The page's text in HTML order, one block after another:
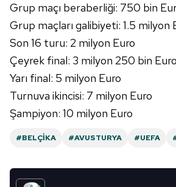
Grup maçı beraberliği: 750 bin
Grup maçları galibiyeti: 1.5 milyon
Son 16 turu: 2 milyon Euro
Çeyrek final: 3 milyon 250 bin Euro
Yarı final: 5 milyon Euro
Turnuva ikincisi: 7 milyon Euro
Şampiyon: 10 milyon Euro
#BELÇIKA #AVUSTURYA #UEFA